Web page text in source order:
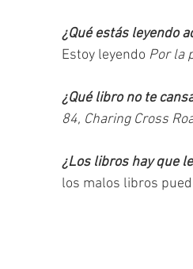
¿Qué estás leyendo
Estoy leyendo Por la
¿Qué libro no te
84, Charing Cross
¿Los libros hay que
los malos libros